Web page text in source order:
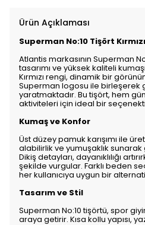
Ürün Açıklaması
Superman No:10 Tişört
Atlantis markasının Superman
tasarımı ve yüksek kaliteli
Kırmızı rengi, dinamik bir
Superman logosu ile birleşerek
yaratmaktadır. Bu tişört, hem
aktiviteleri için ideal bir
Kumaş ve Konfor
Üst düzey pamuk karışımı ile
alabilirlik ve yumuşaklık
Dikiş detayları, dayanıklılığı
şekilde vurgular. Farklı beden
her kullanıcıya uygun bir
Tasarım ve Stil
Superman No:10 tişörtü, spor
araya getirir. Kısa kollu yapısı,